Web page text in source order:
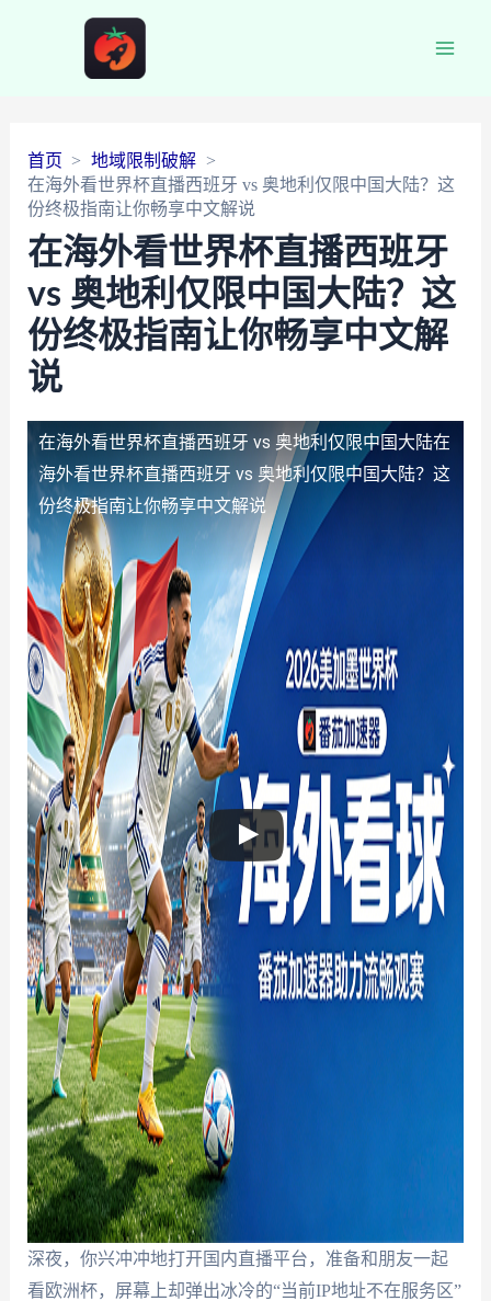
首页
地域限制破解
在海外看世界杯直播西班牙 vs 奥地利仅限中国大陆？这
份终极指南让你畅享中文解说
在海外看世界杯直播西班牙
vs 奥地利仅限中国大陆？这
份终极指南让你畅享中文解
说
在海外看世界杯直播西班牙 vs 奥地利仅限中国大陆在
海外看世界杯直播西班牙 vs 奥地利仅限中国大陆？这
份终极指南让你畅享中文解说
深夜，你兴冲冲地打开国内直播平台，准备和朋友一起
看欧洲杯，屏幕上却弹出冰冷的“当前IP地址不在服务区”